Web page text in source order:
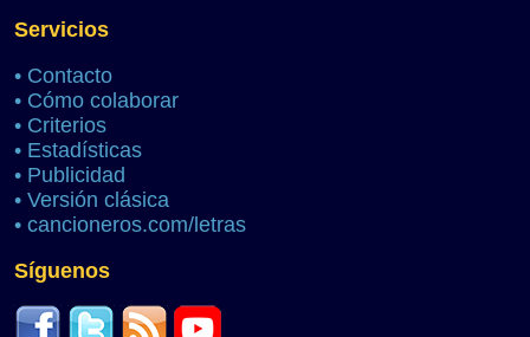
Servicios
• Contacto
• Cómo colaborar
• Criterios
• Estadísticas
• Publicidad
• Versión clásica
• cancioneros.com/letras
Síguenos